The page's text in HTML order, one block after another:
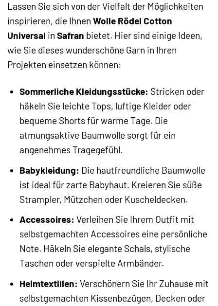
Lassen Sie sich von der Vielfalt der Möglichkeiten
inspirieren, die Ihnen Wolle Rödel Cotton
Universal in Safran bietet. Hier sind einige Ideen,
wie Sie dieses wunderschöne Garn in Ihren
Projekten einsetzen können:
Sommerliche Kleidungsstücke: Stricken oder
häkeln Sie leichte Tops, luftige Kleider oder
bequeme Shorts für warme Tage. Die
atmungsaktive Baumwolle sorgt für ein
angenehmes Tragegefühl.
Babykleidung: Die hautfreundliche Baumwolle
ist ideal für zarte Babyhaut. Kreieren Sie süße
Strampler, Mützchen oder Kuscheldecken.
Accessoires: Verleihen Sie Ihrem Outfit mit
selbstgemachten Accessoires eine persönliche
Note. Häkeln Sie elegante Schals, stylische
Taschen oder verspielte Armbänder.
Heimtextilien: Verschönern Sie Ihr Zuhause mit
selbstgemachten Kissenbezügen, Decken oder